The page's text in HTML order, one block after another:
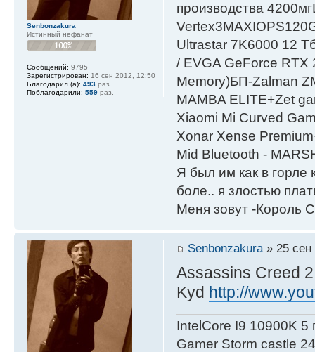
производства
Ultrastar 7K6000 12
/ EVGA GeForce RTX
Мemory)БП-Zalman
MAMBA ELITE+Zet
Xiaomi Mi Curved
Xonar Xense
Mid Bluetooth -
Я был им как в горле
боле.. я злостью
Меня зовут -Король
Senbonzakura
Истинный нефанат
Сообщений: 9795
Зарегистрирован: 16 сен 2012, 12:50
Благодарил (а): 493 раз.
Поблагодарили: 559 раз.
Senbonzakura» 25 сен
Assassins Creed
Kyd http://
IntelСore I9 10900K 5
Gamer Storm castle